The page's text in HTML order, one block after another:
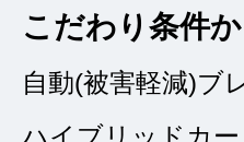
こだわり条件
自動(被害軽減)ブ
ハイブリッドカー